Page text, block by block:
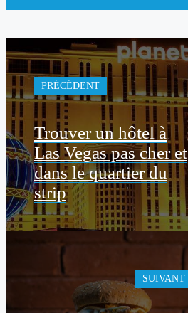
PRÉCÉDENT
Trouver un hôtel à
Las Vegas pas cher et
dans le quartier du
strip
SUIVANT